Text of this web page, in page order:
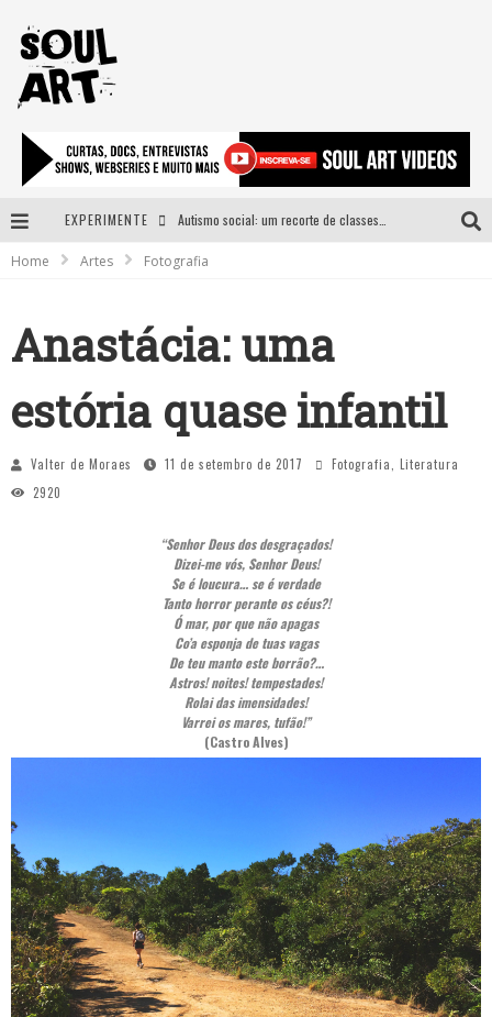
EXPERIMENTE
A subida da rampa é diferente!
Home Artes Fotografia
Anastácia: uma
estória quase infantil
Valter de Moraes 11 de setembro de 2017 Fotografia
Literatura
2920
“Senhor Deus dos desgraçados!
Dizei-me vós, Senhor Deus!
Se é loucura… se é verdade
Tanto horror perante os céus?!
Ó mar, por que não apagas
Co’a esponja de tuas vagas
De teu manto este borrão?…
Astros! noites! tempestades!
Rolai das imensidades!
Varrei os mares, tufão!”
(Castro Alves)